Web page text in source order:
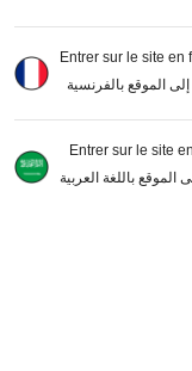
Entrer sur le site en
الموقع بالفرنسية
Entrer sur le site
الموقع باللغة العربية